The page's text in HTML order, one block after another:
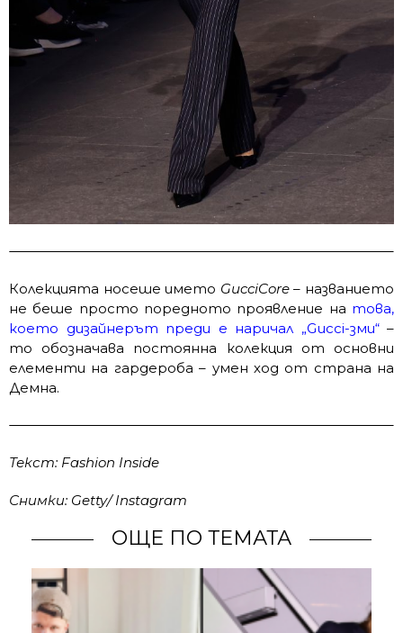
Колекцията носеше името GucciCore– названието
не беше просто поредното проявление на това,
което дизайнерът преди е наричал „Gucci-зми“–
то обозначава постоянна колекция от основни
елементи на гардероба – умен ход от страна на
Демна.
Текст: Fashion Inside
Снимки: Getty/ Instagram
ОЩЕ ПО ТЕМАТА